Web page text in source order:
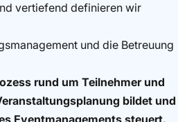
vertiefend definieren wir
und die Betreuung
rund um Teilnehmer und
bildet und
Eventmanagements steuert.